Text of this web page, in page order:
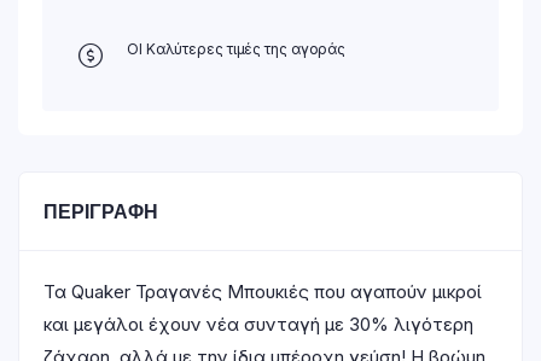
ΟΙ Καλύτερες τιμές της αγοράς
ΠΕΡΙΓΡΑΦΉ
Τα Quaker Τραγανές Μπουκιές που αγαπούν μικροί
και μεγάλοι έχουν νέα συνταγή με 30% λιγότερη